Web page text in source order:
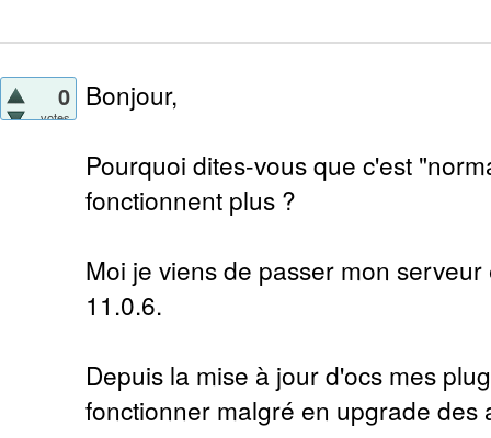
0
votes
Bonjour,
Pourquoi dites-vous que c'est
fonctionnent plus ?
Moi je viens de passer mon
11.0.6.
Depuis la mise à jour d'ocs mes
fonctionner malgré en upgrade des